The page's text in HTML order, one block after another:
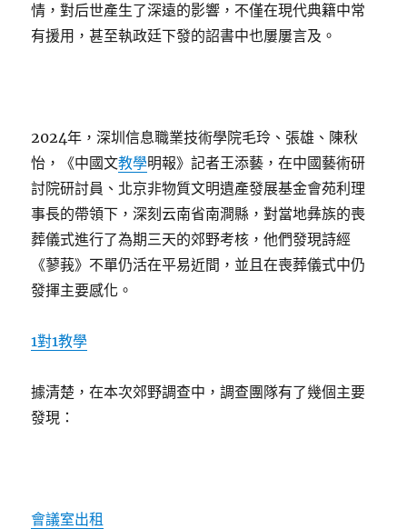
情，對后世產生了深遠的影響，不僅在現代典籍中常
有援用，甚至執政廷下發的詔書中也屢屢言及。
2024年，深圳信息職業技術學院毛玲、張雄、陳秋
怡，《中國文教學明報》記者王添藝，在中國藝術研
討院研討員、北京非物質文明遺產發展基金會苑利理
事長的帶領下，深刻云南省南澗縣，對當地彝族的喪
葬儀式進行了為期三天的郊野考核，他們發現詩經
《蓼莪》不單仍活在平易近間，並且在喪葬儀式中仍
發揮主要感化。
1對1教學
據清楚，在本次郊野調查中，調查團隊有了幾個主要
發現：
會議室出租